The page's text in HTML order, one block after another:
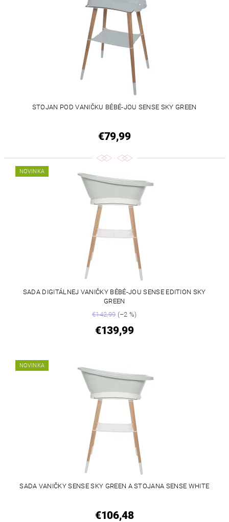
STOJAN POD VANIČKU BÉBÉ-JOU SENSE SKY GREEN
€79,99
NOVINKA
SADA DIGITÁLNEJ VANIČKY BÉBÉ-JOU SENSE EDITION SKY
GREEN
€142,99(–2 %)
€139,99
NOVINKA
SADA VANIČKY SENSE SKY GREEN A STOJANA SENSE WHITE
€106,48